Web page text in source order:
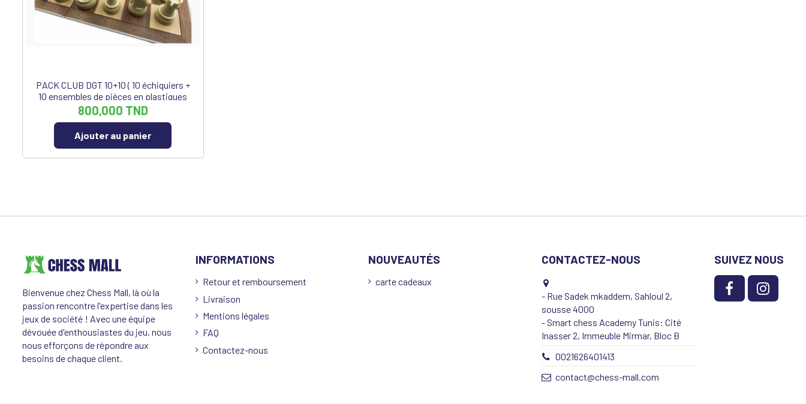
PACK CLUB DGT 10+10 ( 10 échiquiers +
10 ensembles de pièces en plastiques
DGT 95 mm)
800,000 TND
Ajouter au panier
Bienvenue chez Chess Mall, là où la
passion rencontre l'expertise dans les
jeux de société ! Avec une équipe
dévouée d'enthousiastes du jeu, nous
nous efforçons de répondre aux
besoins de chaque client.
INFORMATIONS
Retour et remboursement
Livraison
Mentions légales
FAQ
Contactez-nous
NOUVEAUTÉS
carte cadeaux
CONTACTEZ-NOUS
- Rue Sadek mkaddem, Sahloul 2,
sousse 4000
- Smart chess Academy Tunis: Cité
Inasser 2, Immeuble Mirmar, Bloc B
0021626401413
contact@chess-mall.com
SUIVEZ NOUS